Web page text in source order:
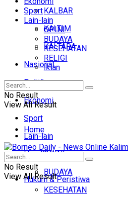
KALBAR
KALTIM
KALTARA
Nasional
Politik
Ekonomi
Sport
Lain-lain
OPINI
BUDAYA
KESEHATAN
Sport
Lain-lain
OPINI
BUDAYA
KESEHATAN
RELIGI
Iklan
No Result
View All Result
Home
Headline
Hukum & Peristiwa
No Result
View All Result